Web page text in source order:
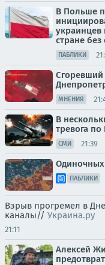
В Польше
украинцев
стране
ПАБЛИКИ
Сгоревший
МНЕНИЯ
В
тревога
СМИ 21:39
ПАБЛИКИ
Взрыв прогремел в
каналы// Украина.ру
21:11
Алексей